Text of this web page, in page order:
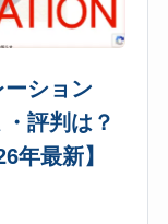
池
ホ
サ
ー
ビ
ション
評判は？
年最新】